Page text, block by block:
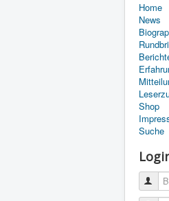
Home
News
Shop
Suche